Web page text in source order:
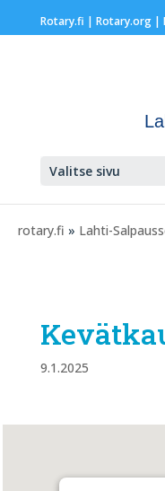
Rotary.fi | Rotary.org|
Valitse sivu
rotary.fi » Lahti-
9.1.2025